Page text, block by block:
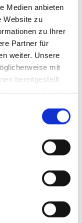
Medien anbieten
Website zu
zu Ihrer
Partner für
weiter. Unsere
mit
bereitgestellt